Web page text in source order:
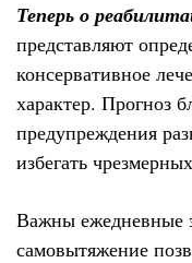
Теперь о
представляют
консервативное
характер. Прогноз
предупреждения
избегать
Важны ежедневные
самовытяжение